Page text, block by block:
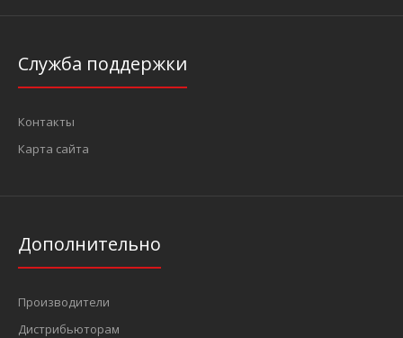
Служба поддержки
Контакты
Карта сайта
Дополнительно
Производители
Дистрибьюторам